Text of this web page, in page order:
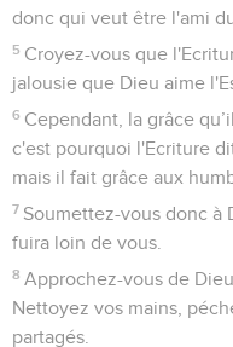
donc qui veut être l'ami
5 Croyez-vous que
jalousie que Dieu aime
6 Cependant, la grâce
c'est pourquoi l'Ecriture
mais il fait grâce aux
7 Soumettez-vous donc à
fuira loin de vous.
8 Approchez-vous de
Nettoyez vos mains,
partagés.